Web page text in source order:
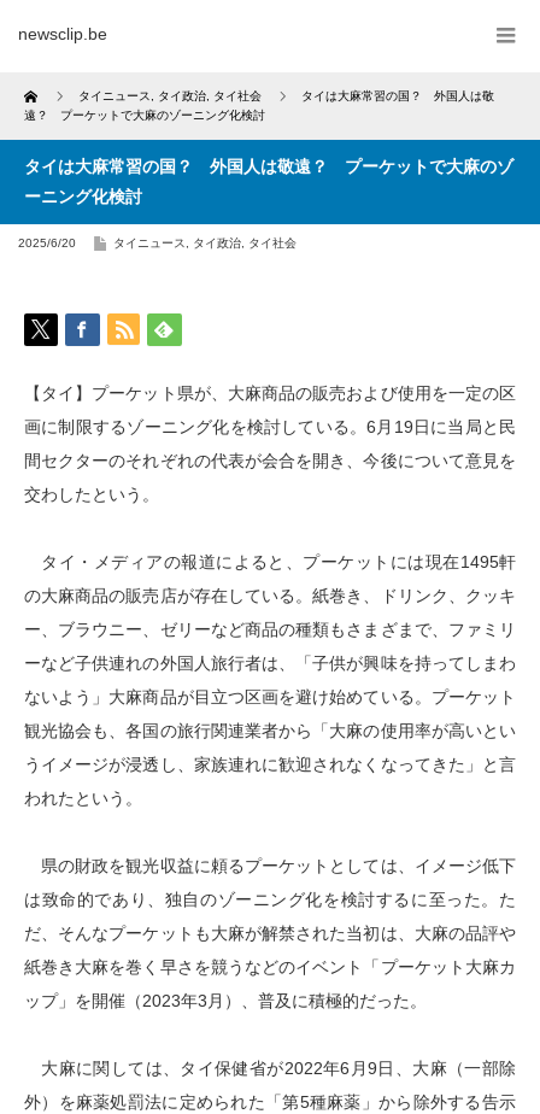
newsclip.be
Home タイニュース タイ政治 タイ社会
タイは大麻常習の国？ 外国人は敬
遠？ プーケットで大麻のゾーニング化検討
タイは大麻常習の国？ 外国人は敬遠？ プーケットで大麻のゾ
ーニング化検討
2025/6/20 タイニュース タイ政治 タイ社会
【タイ】プーケット県が、大麻商品の販売および使用を一定の区
画に制限するゾーニング化を検討している。6月19日に当局と民
間セクターのそれぞれの代表が会合を開き、今後について意見を
交わしたという。
タイ・メディアの報道によると、プーケットには現在1495軒
の大麻商品の販売店が存在している。紙巻き、ドリンク、クッキ
ー、ブラウニー、ゼリーなど商品の種類もさまざまで、ファミリ
ーなど子供連れの外国人旅行者は、「子供が興味を持ってしまわ
ないよう」大麻商品が目立つ区画を避け始めている。プーケット
観光協会も、各国の旅行関連業者から「大麻の使用率が高いとい
うイメージが浸透し、家族連れに歓迎されなくなってきた」と言
われたという。
県の財政を観光収益に頼るプーケットとしては、イメージ低下
は致命的であり、独自のゾーニング化を検討するに至った。た
だ、そんなプーケットも大麻が解禁された当初は、大麻の品評や
紙巻き大麻を巻く早さを競うなどのイベント「プーケット大麻カ
ップ」を開催（2023年3月）、普及に積極的だった。
大麻に関しては、タイ保健省が2022年6月9日、大麻（一部除
外）を麻薬処罰法に定められた「第5種麻薬」から除外する告示